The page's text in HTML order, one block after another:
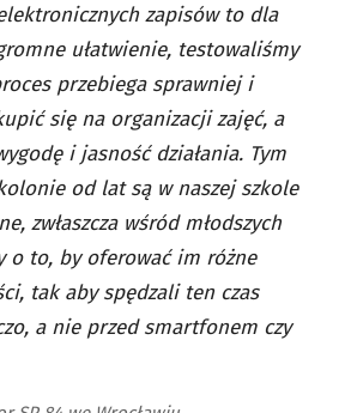
zapisów to dla
ułatwienie, testowaliśmy
przebiega sprawniej i
się na organizacji zajęć, a
i jasność działania. Tym
od lat są w naszej szkole
zwłaszcza wśród młodszych
o to, by oferować im różne
tak aby spędzali ten czas
a nie przed smartfonem czy